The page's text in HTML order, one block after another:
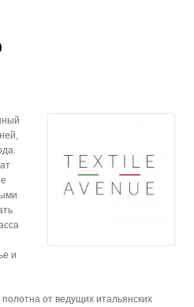
и
от ведущих итальянских